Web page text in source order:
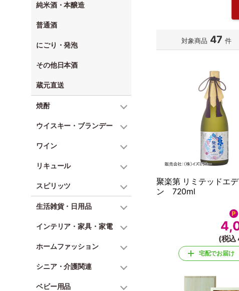
純米酒・本醸造
普通酒
にごり・発泡
その他日本酒
蔵元直送
焼酎
ウイスキー・ブランデー
ワイン
リキュール
スピリッツ
生活雑貨・日用品
インテリア・家具・家電
ホームファッション
シニア・介護関連
ベビー用品
対象商品 47 件
聚楽第 リミテッドエ
ン 720ml
(税
宅配でお届け